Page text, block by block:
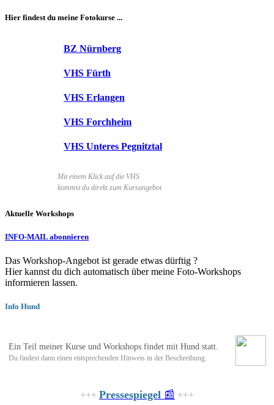
Hier findest du meine Fotokurse ...
BZ Nürnberg
VHS Fürth
VHS Erlangen
VHS Forchheim
VHS Unteres Pegnitztal
Mit einem Klick auf die VHS
kommst du direkt zum Kursangebot
Aktuelle Workshops
INFO-MAIL abonnieren
Das Workshop-Angebot ist gerade etwas dürftig ?
Hier kannst du dich automatisch über meine Foto-Workshops
informieren lassen.
Info Hund
Ein Teil meiner Kurse und Workshops findet mit Hund statt.
Du findest dann einen entsprechenden Hinweis in der Beschreibung.
+++ Pressespiegel 📰 +++